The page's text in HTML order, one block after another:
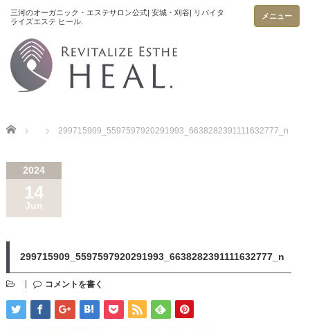
メニュー
Home 299715909_5597597920291993_6638282391111632777_n
2024
14
Jun
299715909_5597597920291993_6638282391111632777_n
コメントを書く